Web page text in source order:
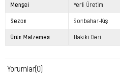
Menşei Yerli Üretim
Sezon Sonbahar-Kış
Ürün Malzemesi Hakiki Deri
Yorumlar(0)